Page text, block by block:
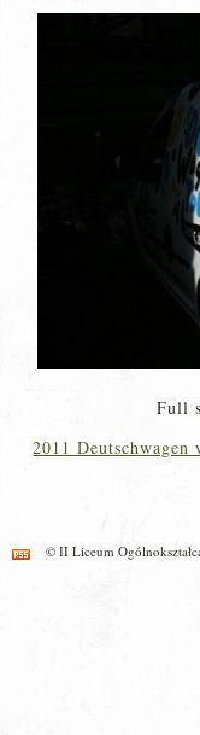
Full
2011 Deutschwagen
© II Liceum